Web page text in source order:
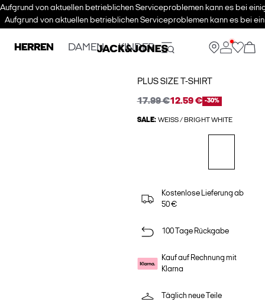
Aufgrund von aktuellen betrieblichen Serviceproblemen kann es bei
Aufgrund von aktuellen betrieblichen Serviceproblemen kann es bei
HERREN DAMEN KINDER
PLUS SIZE T-SHIRT
17.99 €12.59 € -30%
SALE: WEISS / BRIGHT WHITE
Kostenlose Lieferung ab
50 €
100 Tage Rückgabe
Kauf auf Rechnung mit
Klarna
Täglich neue Teile